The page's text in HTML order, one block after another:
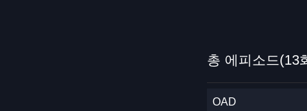
총 에피소드(13
OAD